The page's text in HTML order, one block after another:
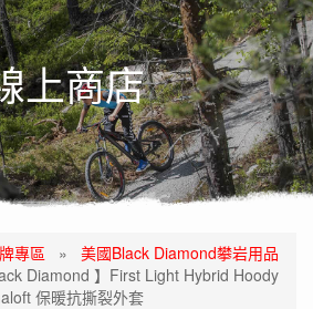
上商店
專區 » 美國Black Diamond攀岩用品
Diamond 】First Light Hybrid Hoody
保暖抗撕裂外套